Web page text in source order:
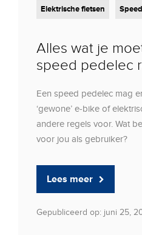
Elektrische fietsen
Alles wat je
speed pedelec
Een speed pedelec mag
‘gewone’ e-bike of
andere regels voor. Wat
voor jou als gebruiker?
Lees meer
Gepubliceerd op: juni 25,